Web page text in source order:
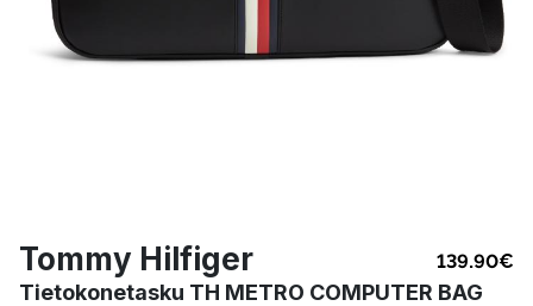
Tommy Hilfiger 139.90€
Tietokonetasku TH METRO COMPUTER BAG